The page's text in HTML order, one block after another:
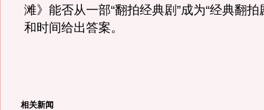
滩》能否从一部“翻拍经典剧”成为“经典翻拍
和时间给出答案。
相关新闻